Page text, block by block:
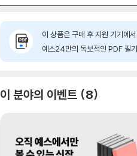
이 상품은 구매 후 지원 기기에서
예스24만의 독보적인 PDF 필
이 분야의 이벤트 8